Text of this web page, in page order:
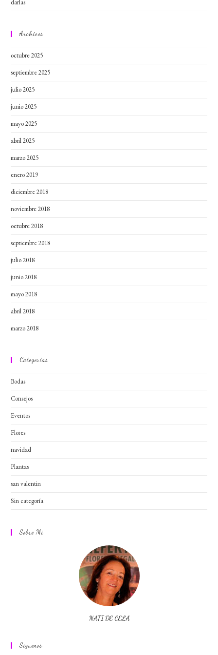
darlas
Archivos
octubre 2025
septiembre 2025
julio 2025
junio 2025
mayo 2025
abril 2025
marzo 2025
enero 2019
diciembre 2018
noviembre 2018
octubre 2018
septiembre 2018
julio 2018
junio 2018
mayo 2018
abril 2018
marzo 2018
Categorías
Bodas
Consejos
Eventos
Flores
navidad
Plantas
san valentin
Sin categoría
Sobre Mi
NATI DE CELA
Siguenos